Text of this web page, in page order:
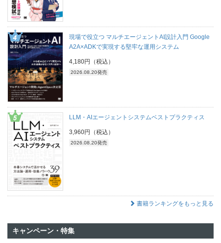
現場で役立つ マルチエージェントAI設計入門 Google
A2A×ADKで実現する堅牢な運用システム
4,180円（税込）
2026.08.20発売
LLM・AIエージェントシステムベストプラクティス
3,960円（税込）
2026.08.20発売
書籍ランキングをもっと見る
キャンペーン・特集